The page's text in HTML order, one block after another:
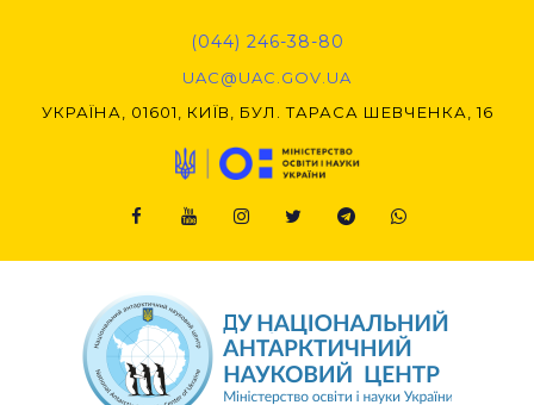
(044) 246-38-80
UAC@UAC.GOV.UA​​
УКРАЇНА, 01601, КИЇВ, БУЛ. ТАРАСА ШЕВЧЕНКА, 16